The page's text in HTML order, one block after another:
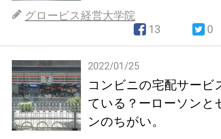
グロービス経営大学院
13
0
2022/01/25
コンビニの宅配サービ
ている？ーローソンと
ンのちがい。